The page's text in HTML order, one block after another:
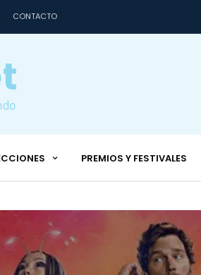
CONTACTO
PREMIOS Y FESTIVALES